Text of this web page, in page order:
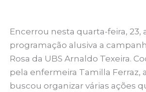
Encerrou nesta quarta-feira, 23,
programação alusiva a
Rosa da UBS Arnaldo Texeira.
pela enfermeira Tamilla Ferraz,
buscou organizar várias ações